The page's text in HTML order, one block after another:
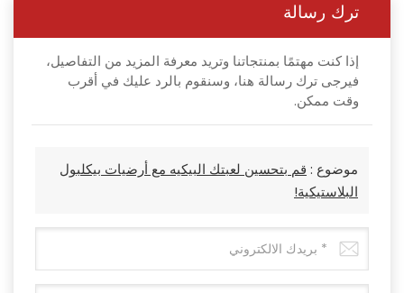
ترك رسالة
إذا كنت مهتمًا بمنتجاتنا وتريد معرفة المزيد من التفاصيل،
فيرجى ترك رسالة هنا، وسنقوم بالرد عليك في أقرب
وقت ممكن.
موضوع : قم بتحسين لعبتك البيكيه مع أرضيات بيكلبول
البلاستيكية!